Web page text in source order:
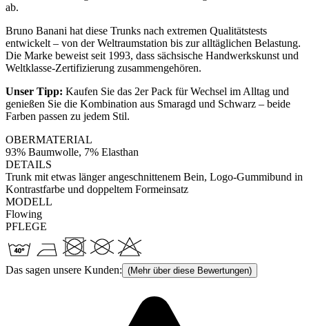
ab.
Bruno Banani hat diese Trunks nach extremen Qualitätstests
entwickelt – von der Weltraumstation bis zur alltäglichen Belastung.
Die Marke beweist seit 1993, dass sächsische Handwerkskunst und
Weltklasse-Zertifizierung zusammengehören.
Unser Tipp: Kaufen Sie das 2er Pack für Wechsel im Alltag und
genießen Sie die Kombination aus Smaragd und Schwarz – beide
Farben passen zu jedem Stil.
OBERMATERIAL
93% Baumwolle, 7% Elasthan
DETAILS
Trunk mit etwas länger angeschnittenem Bein, Logo-Gummibund in
Kontrastfarbe und doppeltem Formeinsatz
MODELL
Flowing
PFLEGE
Das sagen unsere Kunden: (Mehr über diese Bewertungen)